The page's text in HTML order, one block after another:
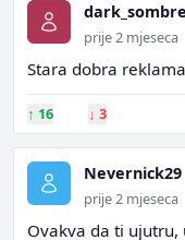
prije 2 mjeseca
Stara dobra
↑ 16 ↓ 3
Nevernick29
prije 2 mjeseca
Ovakva da ti